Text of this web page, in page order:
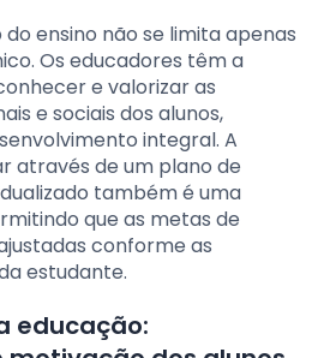
do ensino não se limita apenas
Os educadores têm a
e valorizar as
e sociais dos alunos,
integral. A
através de um plano de
também é uma
que as metas de
conforme as
estudante.
educação: